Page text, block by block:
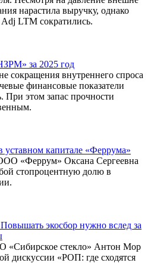
нарастила выручку, однако
LTM сократились.
за 2025 год
сокращения внутреннего спроса
финансовые показатели
этом запас прочности
уставном капитале «Феррума»
«Феррум» Оксана Сергеевна
стопроцентную долю в
экосбор нужно вслед за
«Сибирское стекло» Антон Мор
дискуссии «РОП: где сходятся